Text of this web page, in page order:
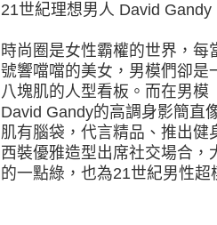
21世紀理想男人 David Gandy
時尚圈是女性霸權的世界，
號響噹噹的美女，男模們卻是
八塊肌的人型看板。而在男
David Gandy的高調身影簡直
肌有腦袋，代言精品、推出
西裝優雅造型出席社交場合
的一點綠，也為21世紀男性